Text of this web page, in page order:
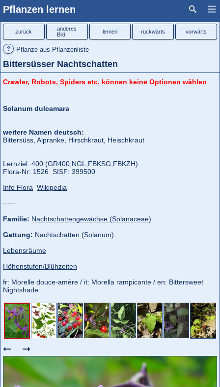
Pflanzen lernen
? Pflanze aus Pflanzenliste
Bittersüsser Nachtschatten
zurück
anderes
Bild
lernen rückwärts vorwärts
Crawler, Robots, Spiders etc. können keine Optionen wählen
Solanum dulcamara
weitere Namen deutsch:
Bittersüss, Alpranke, Hirschkraut, Heischkraut
Lernziel: 400 (GR400, NGL, FBKSG, FBKZH)
Flora‑Nr: 1526 SISF: 399500
Info Flora Wikipedia
-----
Familie: Nachtschattengewächse (Solanaceae)
Gattung: Nachtschatten (Solanum)
Lebensräume
Höhenstufen/Blühzeiten
fr: Morelle douce-amère / it: Morella rampicante / en: Bittersweet
Nightshade